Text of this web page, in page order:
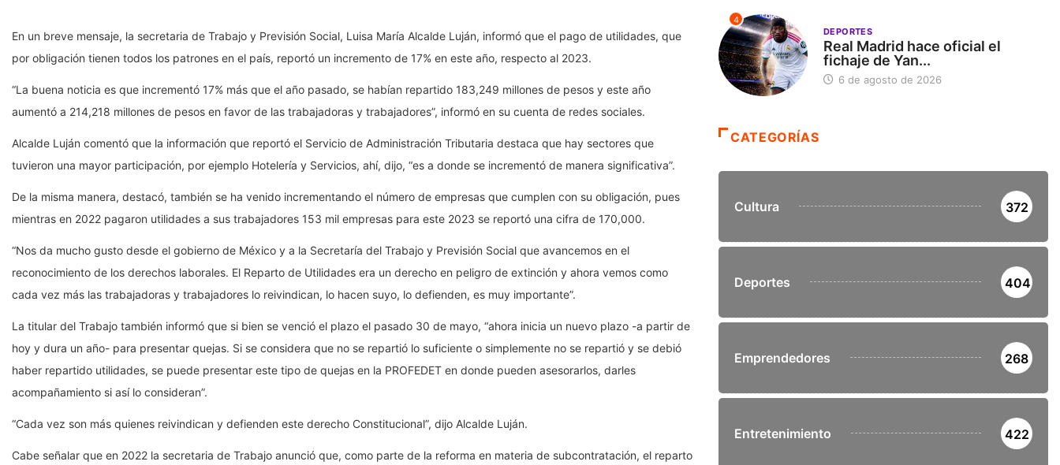
En un breve mensaje, la secretaria de Trabajo y Previsión Social, Luisa María Alcalde Luján, informó que el pago de utilidades, que
por obligación tienen todos los patrones en el país, reportó un incremento de 17% en este año, respecto al 2023.
“La buena noticia es que incrementó 17% más que el año pasado, se habían repartido 183,249 millones de pesos y este año
aumentó a 214,218 millones de pesos en favor de las trabajadoras y trabajadores”, informó en su cuenta de redes sociales.
Alcalde Luján comentó que la información que reportó el Servicio de Administración Tributaria destaca que hay sectores que
tuvieron una mayor participación, por ejemplo Hotelería y Servicios, ahí, dijo, “es a donde se incrementó de manera significativa”.
De la misma manera, destacó, también se ha venido incrementando el número de empresas que cumplen con su obligación, pues
mientras en 2022 pagaron utilidades a sus trabajadores 153 mil empresas para este 2023 se reportó una cifra de 170,000.
“Nos da mucho gusto desde el gobierno de México y a la Secretaría del Trabajo y Previsión Social que avancemos en el
reconocimiento de los derechos laborales. El Reparto de Utilidades era un derecho en peligro de extinción y ahora vemos como
cada vez más las trabajadoras y trabajadores lo reivindican, lo hacen suyo, lo defienden, es muy importante”.
La titular del Trabajo también informó que si bien se venció el plazo el pasado 30 de mayo, “ahora inicia un nuevo plazo -a partir de
hoy y dura un año- para presentar quejas. Si se considera que no se repartió lo suficiente o simplemente no se repartió y se debió
haber repartido utilidades, se puede presentar este tipo de quejas en la PROFEDET en donde pueden asesorarlos, darles
acompañamiento si así lo consideran”.
“Cada vez son más quienes reivindican y defienden este derecho Constitucional”, dijo Alcalde Luján.
Cabe señalar que en 2022 la secretaria de Trabajo anunció que, como parte de la reforma en materia de subcontratación, el reparto
4
DEPORTES
Real Madrid hace oficial el
fichaje de Yan...
6 de agosto de 2026
CATEGORÍAS
Cultura 372
Deportes 404
Emprendedores 268
Entretenimiento 422